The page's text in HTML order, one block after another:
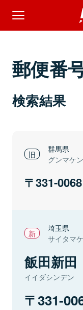
郵便番
検索結果
群馬県
グンマケン
331-0068
埼玉県
サイタマ
飯田新田
イイダシンデン
331-